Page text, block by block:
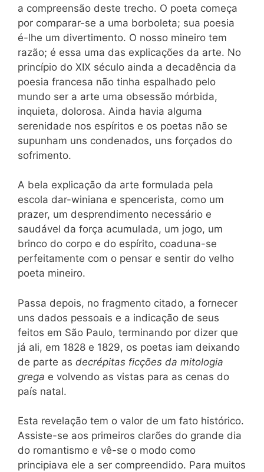
a compreensão deste trecho. O poeta começa
por comparar-se a uma borboleta; sua poesia
é-lhe um divertimento. O nosso mineiro tem
razão; é essa uma das explicações da arte. No
princípio do XIX século ainda a decadência da
poesia francesa não tinha espalhado pelo
mundo ser a arte uma obsessão mórbida,
inquieta, dolorosa. Ainda havia alguma
serenidade nos espíritos e os poetas não se
supunham uns condenados, uns forçados do
sofrimento.
A bela explicação da arte formulada pela
escola dar-winiana e spencerista, como um
prazer, um desprendimento necessário e
saudável da força acumulada, um jogo, um
brinco do corpo e do espírito, coaduna-se
perfeitamente com o pensar e sentir do velho
poeta mineiro.
Passa depois, no fragmento citado, a fornecer
uns dados pessoais e a indicação de seus
feitos em São Paulo, terminando por dizer que
já ali, em 1828 e 1829, os poetas iam deixando
de parte as decrépitas ficções da mitologia
grega e volvendo as vistas para as cenas do
país natal.
Esta revelação tem o valor de um fato histórico.
Assiste-se aos primeiros clarões do grande dia
do romantismo e vê-se o modo como
principiava ele a ser compreendido. Para muitos